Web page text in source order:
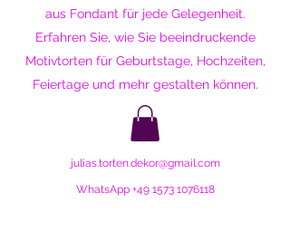
aus Fondant für jede Gelegenheit.
Erfahren Sie, wie Sie beeindruckende
Motivtorten für Geburtstage, Hochzeiten,
Feiertage und mehr gestalten können.
julias.torten.dekor@gmail.com
WhatsApp +49 1573 1076118